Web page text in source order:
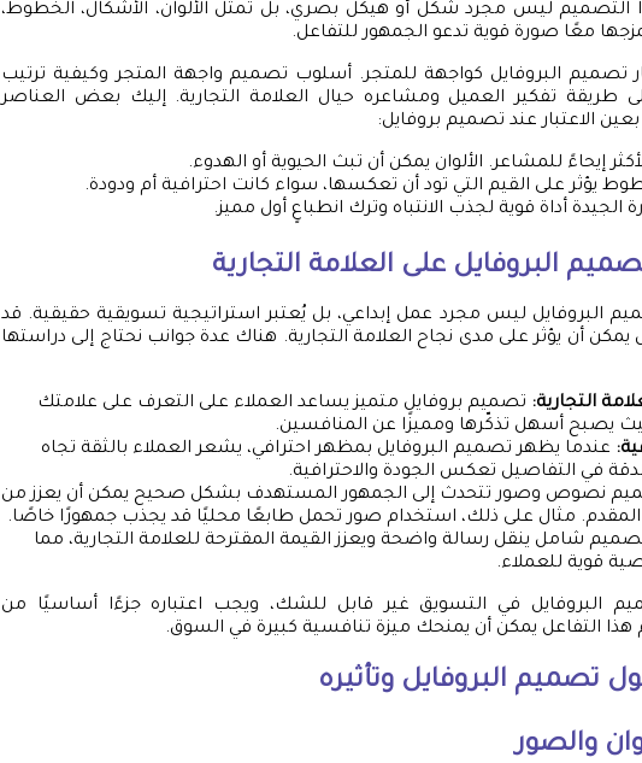
التصميم ليس مجرد شكل أو هيكل بصري، بل تمثل الألوان، الأشكال، الخطوط،
معًا صورة قوية تدعو الجمهور للتفاعل.
تصميم البروفايل كواجهة للمتجر. أسلوب تصميم واجهة المتجر وكيفية ترتيب
على طريقة تفكير العميل ومشاعره حيال العلامة التجارية. إليك بعض العناصر
الاعتبار عند تصميم بروفايل:
إيحاءً للمشاعر. الألوان يمكن أن تبث الحيوية أو الهدوء.
يؤثر على القيم التي تود أن تعكسها، سواء كانت احترافية أم ودودة.
الجيدة أداة قوية لجذب الانتباه وترك انطباعٍ أول مميز.
البروفايل على العلامة التجارية
البروفايل ليس مجرد عمل إبداعي، بل يُعتبر استراتيجية تسويقية حقيقية. قد
يمكن أن يؤثر على مدى نجاح العلامة التجارية. هناك عدة جوانب نحتاج إلى دراستها
التجارية: تصميم بروفايل متميز يساعد العملاء على التعرف على علامتك
يصبح أسهل تذكّرها ومميزًا عن المنافسين.
عندما يظهر تصميم البروفايل بمظهر احترافي، يشعر العملاء بالثقة تجاه
في التفاصيل تعكس الجودة والاحترافية.
نصوص وصور تتحدث إلى الجمهور المستهدف بشكل صحيح يمكن أن يعزز من
المقدم. مثال على ذلك، استخدام صور تحمل طابعًا محليًا قد يجذب جمهورًا خاصًا.
شامل ينقل رسالة واضحة ويعزز القيمة المقترحة للعلامة التجارية، مما
قوية للعملاء.
البروفايل في التسويق غير قابل للشك، ويجب اعتباره جزءًا أساسيًا من
هذا التفاعل يمكن أن يمنحك ميزة تنافسية كبيرة في السوق.
تصميم البروفايل وتأثيره
والصور